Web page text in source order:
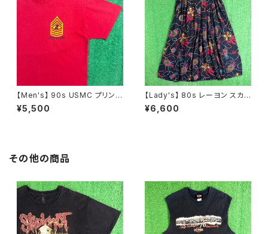
【Men's】 90s USMC プリント
Tシャツ / アメリカ製 USA製 9
0年代 ティーシャツ T-Shirt 古
¥5,500
【Lady's】 80s レーヨン スカ
ーフ柄 スカート / 80年代 古着
レディース 総柄 2266
¥6,600
その他の商品